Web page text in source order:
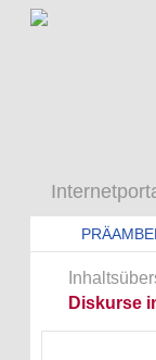
PRÄAMBEL
Diskurse